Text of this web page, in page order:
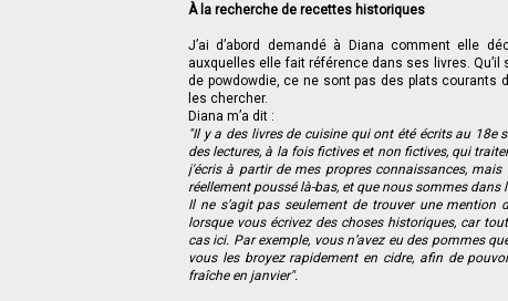
À la recherche de recettes historiques
J’ai d’abord demandé à Diana comment elle
auxquelles elle fait référence dans ses livres.
de powdowdie, ce ne sont pas des plats courants
les chercher.
Diana m’a dit :
"Il y a des livres de cuisine qui ont été écrits au 18e
des lectures, à la fois fictives et non fictives, qui
j'écris à partir de mes propres connaissances,
réellement poussé là-bas, et que nous sommes dans
Il ne s’agit pas seulement de trouver une mention
lorsque vous écrivez des choses historiques, car
cas ici. Par exemple, vous n’avez eu des pommes
vous les broyez rapidement en cidre, afin de
fraîche en janvier".